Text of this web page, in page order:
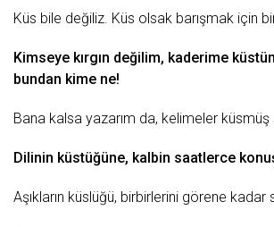
Küs bile değiliz. Küs olsak barışmak için
Kimseye kırgın değilim, kaderime
bundan kime ne!
Bana kalsa yazarım da, kelimeler
Dilinin küstüğüne, kalbin saatlerce
Aşıkların küslüğü, birbirlerini görene kadar